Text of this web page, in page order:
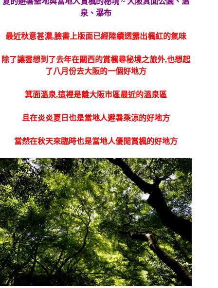
最近秋意甚濃,臉書上版面已經陸續透露出楓紅的氣味
除了讓雲想到了去年在關西的賞楓尋秘境之旅外,也想起
了八月份去大阪的一個好地方
箕面溫泉,這裡是離大阪市區最近的溫泉區
且在炎炎夏日也是當地人避暑乘涼的好地方
當然在秋天來臨時也是當地人優閒賞楓的好地方